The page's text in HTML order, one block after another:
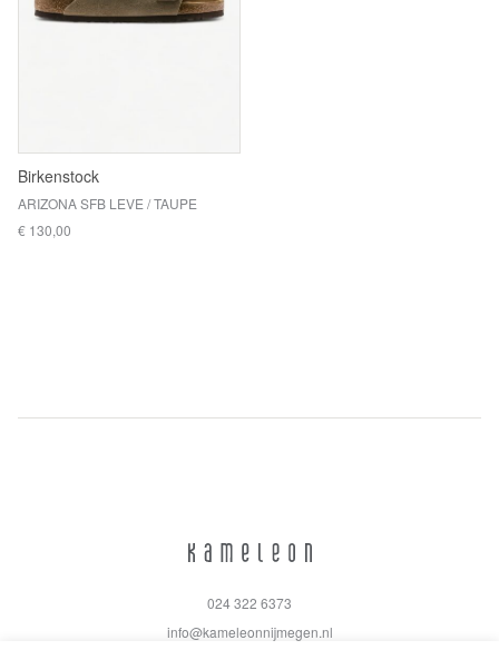
Birkenstock
ARIZONA SFB LEVE / TAUPE
€ 130,00
024 322 6373
info@kameleonnijmegen.nl